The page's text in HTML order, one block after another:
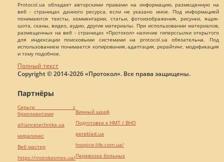
Protocol.ua обладает авторскими правами на информацию, размещенную на
веб - страницах данного ресурса, если не указано иное. Под информацией
понимаются тексты, комментарии, статьи, фотоизображения, рисунки, ящик-
шота, сканы, видео, аудио, другие материалы. При использовании материалов,
размещенных на веб - страницах «Протокол» наличие гиперссылки открытого
для индексации поисковыми системами на protocol.ua обязательна. Под
использованием понимается копирования, адаптация, рерайтинг, модификация
и тому подобное.
Полный текст
Copyright © 2014-2026 «Протокол». Все права защищены.
Партнёры
Серьги с
бриллиантами
alliancetechnika.ua
миралинкс
Веб мастер
https://motokosmos.ua/
Винный шкаф
Подготовка к НМТ / ВНО
pereklad.ua
hospice-life.com.ua/
Перевозка больных